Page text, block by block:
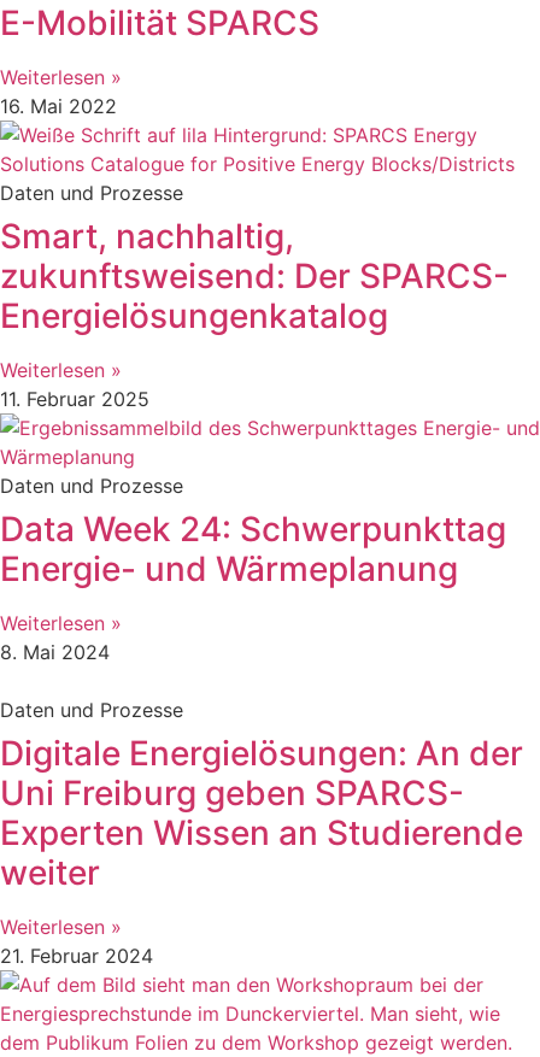
E-Mobilität SPARCS
Weiterlesen »
16. Mai 2022
Daten und Prozesse
Smart, nachhaltig,
zukunftsweisend: Der SPARCS-
Energielösungenkatalog
Weiterlesen »
11. Februar 2025
Daten und Prozesse
Data Week 24: Schwerpunkttag
Energie- und Wärmeplanung
Weiterlesen »
8. Mai 2024
Daten und Prozesse
Digitale Energielösungen: An der
Uni Freiburg geben SPARCS-
Experten Wissen an Studierende
weiter
Weiterlesen »
21. Februar 2024